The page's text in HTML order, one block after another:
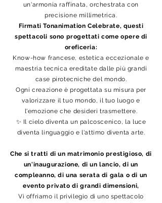
un'armonia raffinata, orchestrata con
precisione millimetrica.
Firmati Tonanimation Celebrate, questi
spettacoli sono progettati come opere di
oreficeria:
Know-how francese, estetica eccezionale e
maestria tecnica ereditate dalle più grandi
case pirotecniche del mondo.
Ogni creazione è progettata su misura per
valorizzare il tuo mondo, il tuo luogo e
l'emozione che desideri trasmettere.
✨ Il cielo diventa un palcoscenico, la luce
diventa linguaggio e l'attimo diventa arte.
Che si tratti di un matrimonio prestigioso, di
un'inaugurazione, di un lancio, di un
compleanno, di una serata di gala o di un
evento privato di grandi dimensioni,
Vi offriamo il privilegio di uno spettacolo